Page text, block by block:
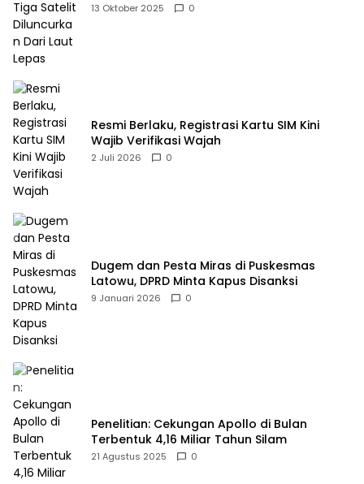
13 Oktober 2025 0
Resmi Berlaku, Registrasi Kartu SIM Kini
Wajib Verifikasi Wajah
2 Juli 2026 0
Dugem dan Pesta Miras di Puskesmas
Latowu, DPRD Minta Kapus Disanksi
9 Januari 2026 0
Penelitian: Cekungan Apollo di Bulan
Terbentuk 4,16 Miliar Tahun Silam
21 Agustus 2025 0